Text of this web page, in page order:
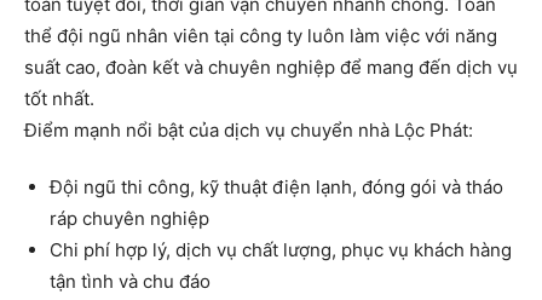
thể đội ngũ nhân viên tại công ty luôn làm việc với năng
suất cao, đoàn kết và chuyên nghiệp để mang đến dịch vụ
tốt nhất.
Điểm mạnh nổi bật của dịch vụ chuyển nhà Lộc Phát:
Đội ngũ thi công, kỹ thuật điện lạnh, đóng gói và tháo
ráp chuyên nghiệp
Chi phí hợp lý, dịch vụ chất lượng, phục vụ khách hàng
tận tình và chu đáo